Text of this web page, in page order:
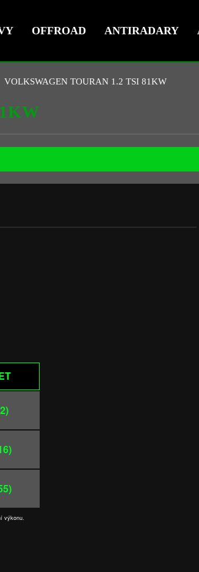
OFFROAD ANTIRADARY
VOLKSWAGEN TOURAN 1.2 TSI 81KW
výkonu.